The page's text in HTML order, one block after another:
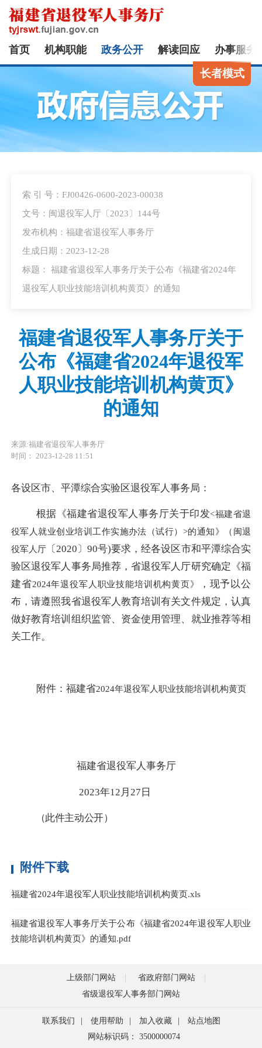
首页 机构职能 政务公开 解读回应 办事服务
长者模式
索 引 号：FJ00426-0600-2023-00038
文号：闽退役军人厅〔2023〕144号
发布机构：福建省退役军人事务厅
生成日期：2023-12-28
标题： 福建省退役军人事务厅关于公布《福建省2024年
退役军人职业技能培训机构黄页》的通知
福建省退役军人事务厅关于
公布《福建省2024年退役军
人职业技能培训机构黄页》
的通知
来源:福建省退役军人事务厅
时间： 2023-12-28 11:51
各设区市、平潭综合实验区退役军人事务局 ：
根据《福建省退役军人事务厅关于印发<福建省退
役军人就业创业培训工作实施办法（试行）>的通知》（闽退
役军人厅 〔2020 〕 90号)要求，经各设区市和平潭综合实
验区退役军人事务局推荐，省退役军人厅研究确定《福
建省2024年退役军人职业技能培训机构黄页》 ，现予以公
布 ，请遵照我省退役军人教育培训有关文件规定，认真
做好教育培训组织监管、资金使用管理、就业推荐等相
关工作。
附件： 福建省2024年退役军人职业技能培训机构黄页
福建省退役军人事务厅
2023年1 2月27日
（此件主动公开）
附件下载
福建省2024年退役军人职业技能培训机构黄页.xls
福建省退役军人事务厅关于公布《福建省2024年退役军人职业
技能培训机构黄页》的通知.pdf
上级部门网站
省政府部门网站
省级退役军人事务部门网站
联系我们 | 使用帮助 | 加入收藏 |
站点地图
网站标识码： 3500000074